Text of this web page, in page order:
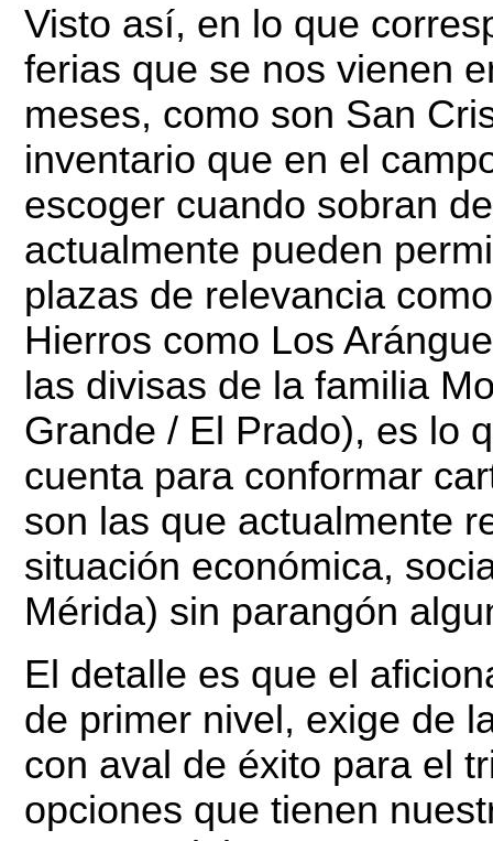
Visto así, en lo que
ferias que se nos vienen
meses, como son San
inventario que en el
escoger cuando sobran
actualmente pueden
plazas de relevancia
Hierros como Los
las divisas de la familia
Grande / El Prado), es lo
cuenta para conformar
son las que actualmente
situación económica,
Mérida) sin parangón
El detalle es que el
de primer nivel, exige de
con aval de éxito para el
opciones que tienen